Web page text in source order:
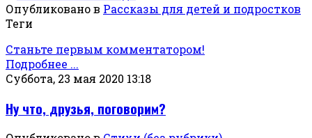
Опубликовано в Рассказы для детей и подростков
Теги
Станьте первым комментатором!
Подробнее ...
Суббота, 23 мая 2020 13:18
Ну что, друзья, поговорим?